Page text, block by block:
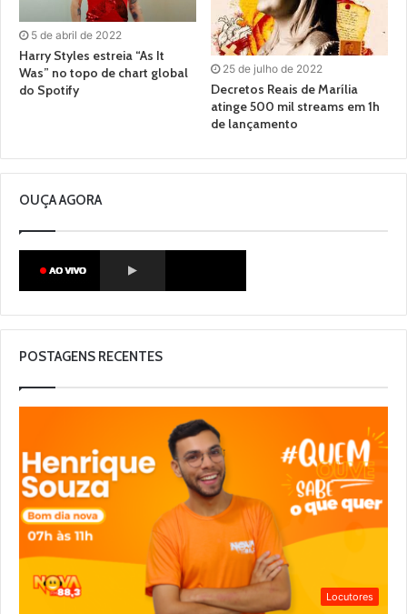
5 de abril de 2022
Harry Styles estreia “As It
Was” no topo de chart global
do Spotify
25 de julho de 2022
Decretos Reais de Marília
atinge 500 mil streams em 1h
de lançamento
OUÇA AGORA
POSTAGENS RECENTES
Locutores